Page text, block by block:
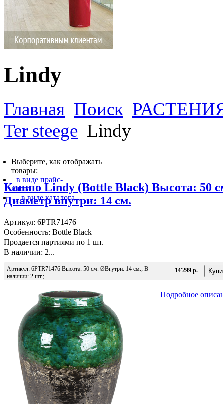
Lindy
Главная Поиск
Ter steege Lindy
Выберите, как отображать
товары:
в виде прайс-
листа
в виде каталога
Кашпо Lindy (Bottle Black) Высота: 50
Диаметр внутри: 14 см.
Артикул: 6PTR71476
Особенность: Bottle Black
Продается партиями по 1 шт.
В наличии: 2...
Артикул: 6PTR71476 Высота: 50 см. ØВнутри: 14 см.; В
наличии: 2 шт.;
14'299 р.
Подробное